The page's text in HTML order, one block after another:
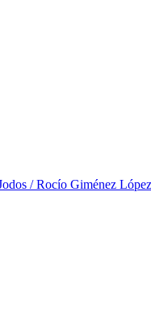
/ Rocío Giménez